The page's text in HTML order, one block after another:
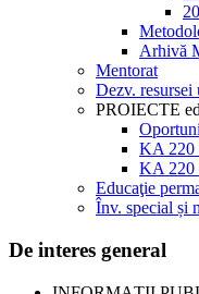
Arhivă
Mentorat
Dezv. resursei
PROIECTE
KA 220
KA
Educaţie
Înv. special și
De interes general